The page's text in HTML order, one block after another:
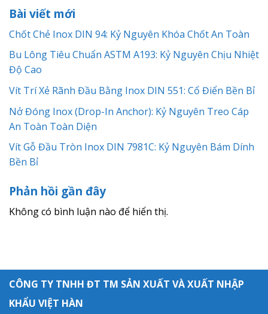
Bài viết mới
Chốt Chẻ Inox DIN 94: Kỷ Nguyên Khóa Chốt An Toàn
Bu Lông Tiêu Chuẩn ASTM A193: Kỷ Nguyên Chịu Nhiệt
Độ Cao
Vít Trí Xẻ Rãnh Đầu Bằng Inox DIN 551: Cổ Điển Bền Bỉ
Nở Đóng Inox (Drop-In Anchor): Kỷ Nguyên Treo Cáp
An Toàn Toàn Diện
Vít Gỗ Đầu Tròn Inox DIN 7981C: Kỷ Nguyên Bám Dính
Bền Bỉ
Phản hồi gần đây
Không có bình luận nào để hiển thị.
CÔNG TY TNHH ĐT TM SẢN XUẤT VÀ XUẤT NHẬP
KHẨU VIỆT HÀN